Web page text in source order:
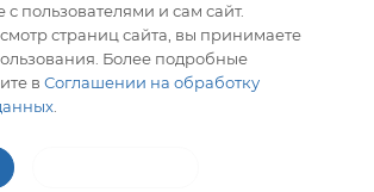
2026 © ЗАО «ТВК»
с пользователями и сам сайт.
страниц сайта, вы принимаете
Более подробные
в Соглашении на обработку